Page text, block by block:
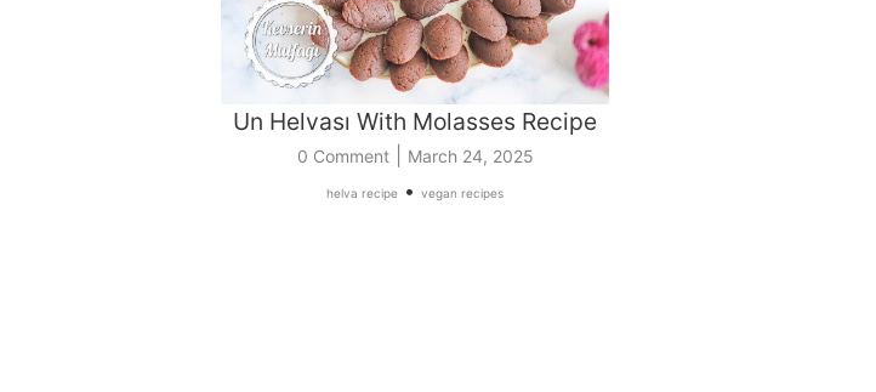
Un Helvası With Molasses Recipe
0 Comment| March 24, 2025
helva recipe • vegan recipes